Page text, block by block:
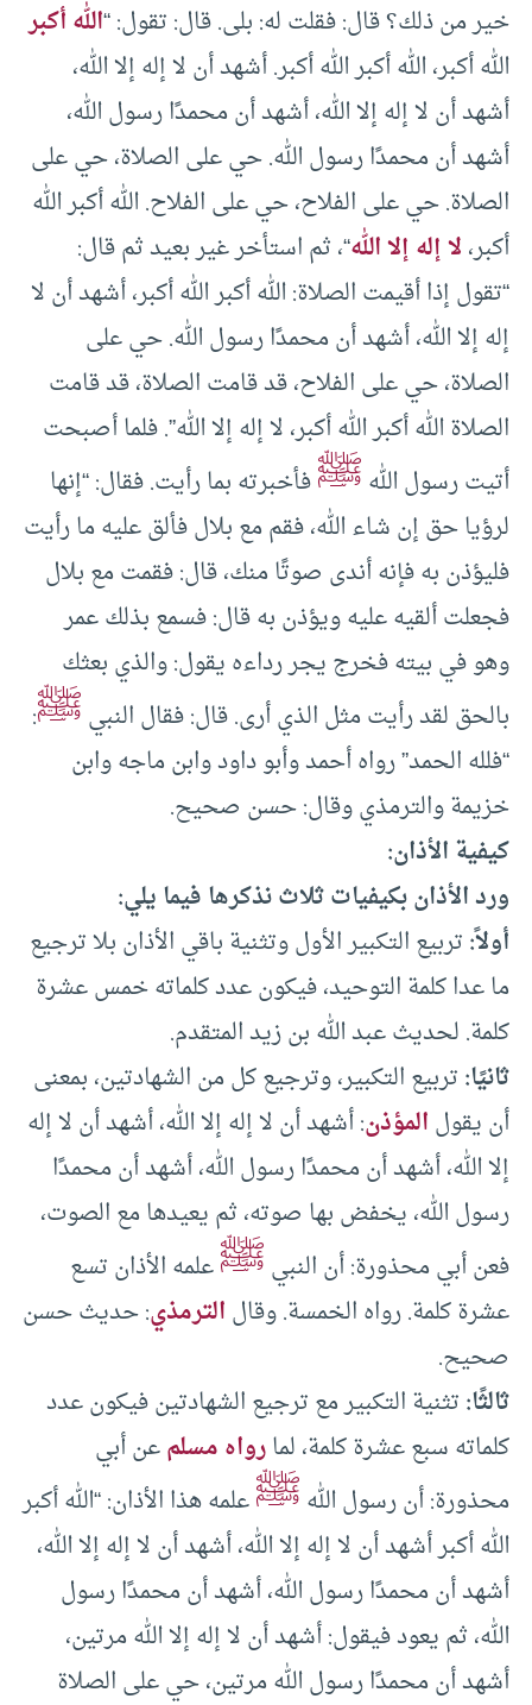
خير من ذلك؟ قال: فقلت له: بلى. قال: تقول: “الله أكبر
الله أكبر، الله أكبر الله أكبر. أشهد أن لا إله إلا الله،
أشهد أن لا إله إلا الله، أشهد أن محمدًا رسول الله،
أشهد أن محمدًا رسول الله. حي على الصلاة، حي على
الصلاة. حي على الفلاح، حي على الفلاح. الله أكبر الله
أكبر،لا إله إلا الله“، ثم استأخر غير بعيد ثم قال:
“تقول إذا أقيمت الصلاة: الله أكبر الله أكبر، أشهد أن لا
إله إلا الله، أشهد أن محمدًا رسول الله. حي على
الصلاة، حي على الفلاح، قد قامت الصلاة، قد قامت
الصلاة الله أكبر الله أكبر، لا إله إلا الله”. فلما أصبحت
أتيت رسول اللهﷺفأخبرته بما رأيت. فقال: “إنها
لرؤيا حق إن شاء الله، فقم مع بلال فألق عليه ما رأيت
فليؤذن به فإنه أندى صوتًا منك، قال: فقمت مع بلال
فجعلت ألقيه عليه ويؤذن به قال: فسمع بذلك عمر
وهو في بيته فخرج يجر رداءه يقول: والذي بعثك
بالحق لقد رأيت مثل الذي أرى. قال: فقال النبيﷺ:
“فلله الحمد” رواه أحمد وأبو داود وابن ماجه وابن
خزيمة والترمذي وقال: حسن صحيح.
كيفية الأذان:
ورد الأذان بكيفيات ثلاث نذكرها فيما يلي:
أولاً:تربيع التكبير الأول وتثنية باقي الأذان بلا ترجيع
ما عدا كلمة التوحيد، فيكون عدد كلماته خمس عشرة
كلمة. لحديث عبد الله بن زيد المتقدم.
ثانيًا:تربيع التكبير، وترجيع كل من الشهادتين، بمعنى
أن يقولالمؤذن: أشهد أن لا إله إلا الله، أشهد أن لا إله
إلا الله، أشهد أن محمدًا رسول الله، أشهد أن محمدًا
رسول الله، يخفض بها صوته، ثم يعيدها مع الصوت،
فعن أبي محذورة: أن النبيﷺعلمه الأذان تسع
عشرة كلمة. رواه الخمسة. وقالالترمذي: حديث حسن
صحيح.
ثالثًا:تثنية التكبير مع ترجيع الشهادتين فيكون عدد
كلماته سبع عشرة كلمة، لمارواه مسلمعن أبي
محذورة: أن رسول اللهﷺعلمه هذا الأذان: “الله أكبر
الله أكبر أشهد أن لا إله إلا الله، أشهد أن لا إله إلا الله،
أشهد أن محمدًا رسول الله، أشهد أن محمدًا رسول
الله، ثم يعود فيقول: أشهد أن لا إله إلا الله مرتين،
أشهد أن محمدًا رسول الله مرتين، حي على الصلاة